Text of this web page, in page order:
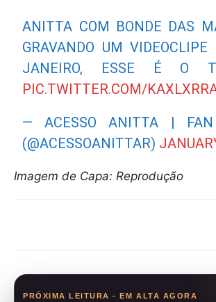
ANITTA COM BONDE DAS
GRAVANDO UM
JANEIRO, ESSE É O
PIC.TWITTER.COM/
— ACESSO ANITTA | FAN
(@ACESSOANITTAR)
Imagem de Capa: Reprodução
PRÓXIMA LEITURA - EM ALTA AGORA